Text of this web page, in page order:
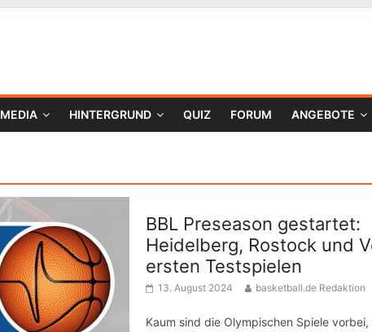
MEDIA HINTERGRUND QUIZ FORUM ANGEBOTE
BBL Preseason gestartet:
Heidelberg, Rostock und
ersten Testspielen
13. August 2024 basketball.de Redaktion
Kaum sind die Olympischen Spiele